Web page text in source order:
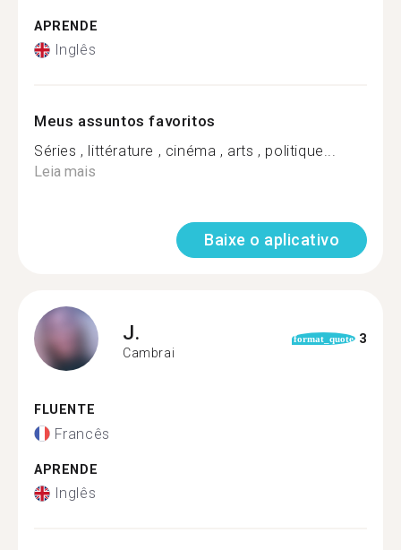
APRENDE
Inglês
Meus assuntos favoritos
Séries , littérature , cinéma , arts , politique...
Leia mais
Baixe o aplicativo
J.
Cambrai
format_quote 3
FLUENTE
Francês
APRENDE
Inglês